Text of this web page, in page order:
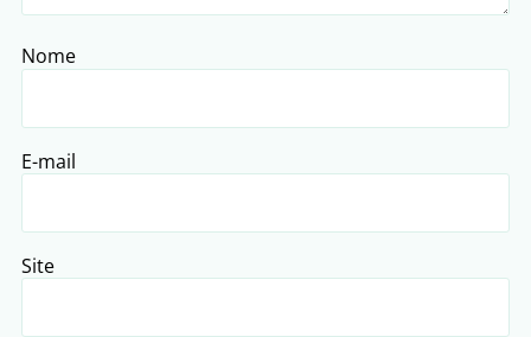
Nome
E-mail
Site